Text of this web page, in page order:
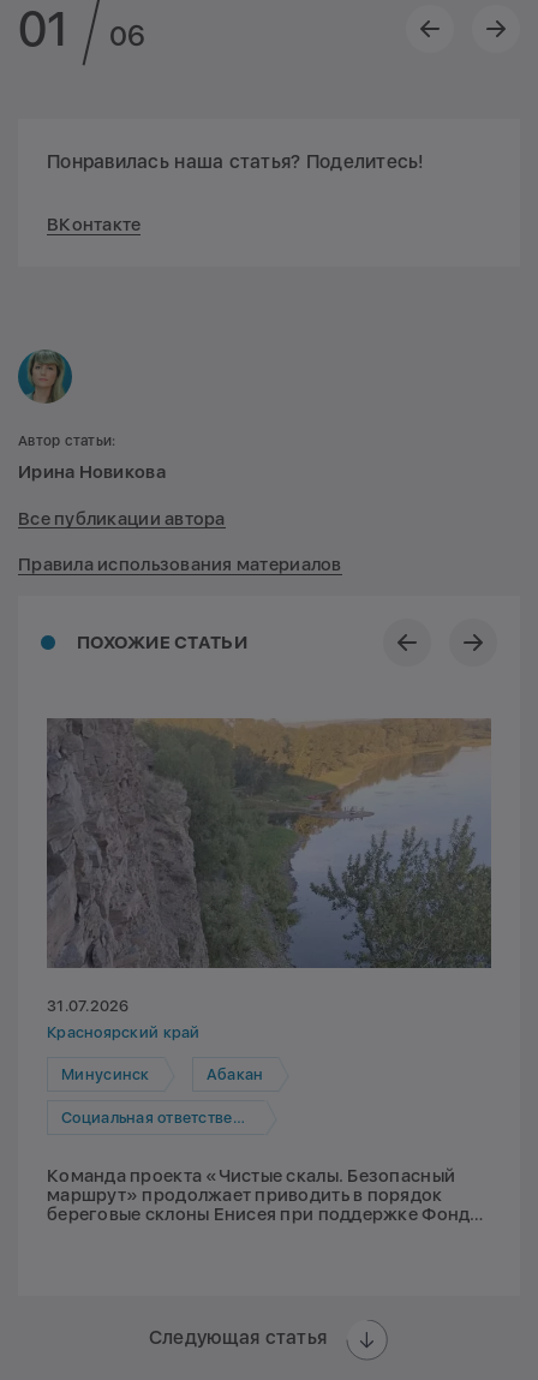
01 06
Понравилась наша статья? Поделитесь!
ВКонтакте
ПОХОЖИЕ СТАТЬИ
31.07.2026
Красноярский край
Минусинск Абакан
Социальная ответственность
Команда проекта «Чистые скалы. Безопасный
маршрут» продолжает приводить в порядок
береговые склоны Енисея при поддержке Фонда
Следующая статья
Автор статьи:
Ирина Новикова
Все публикации автора
Правила использования материалов